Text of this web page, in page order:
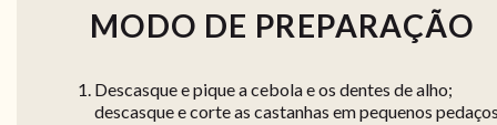
MODO DE PREPARAÇÃO
Descasque e pique a cebola e os dentes de alho;
descasque e corte as castanhas em pequenos